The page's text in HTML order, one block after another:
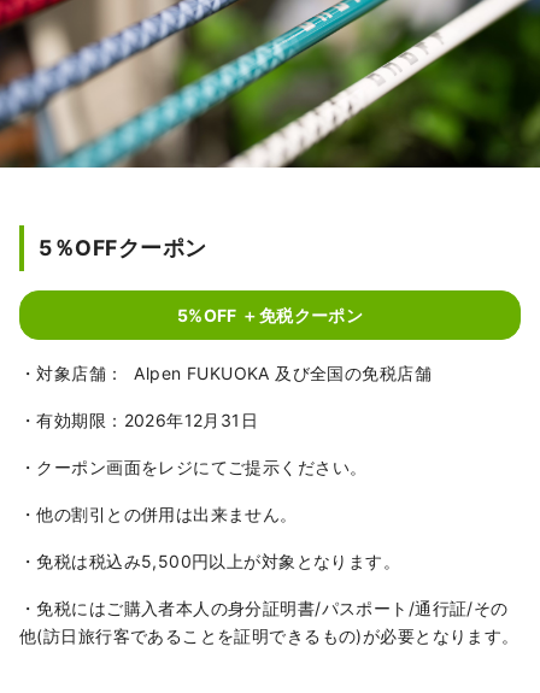
5％OFFクーポン
5%OFF ＋免税クーポン
・対象店舗： Alpen FUKUOKA 及び全国の免税店舗
・有効期限：2026年12月31日
・クーポン画面をレジにてご提示ください。
・他の割引との併用は出来ません。
・免税は税込み5,500円以上が対象となります。
・免税にはご購入者本人の身分証明書/パスポート/通行証/その
他(訪日旅行客であることを証明できるもの)が必要となります。